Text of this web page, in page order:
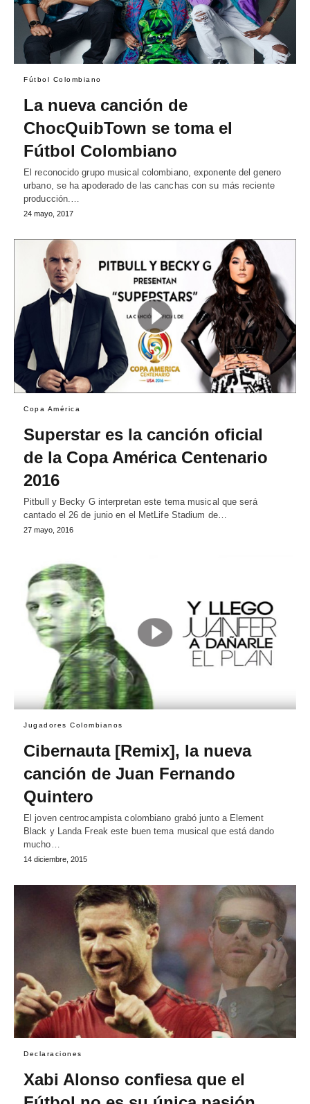
Fútbol Colombiano
La nueva canción de
ChocQuibTown se toma el
Fútbol Colombiano
El reconocido grupo musical colombiano, exponente del genero
urbano, se ha apoderado de las canchas con su más reciente
producción.…
24 mayo, 2017
Copa América
Superstar es la canción oficial
de la Copa América Centenario
2016
Pitbull y Becky G interpretan este tema musical que será
cantado el 26 de junio en el MetLife Stadium de…
27 mayo, 2016
Jugadores Colombianos
Cibernauta [Remix], la nueva
canción de Juan Fernando
Quintero
El joven centrocampista colombiano grabó junto a Element
Black y Landa Freak este buen tema musical que está dando
mucho…
14 diciembre, 2015
Declaraciones
Xabi Alonso confiesa que el